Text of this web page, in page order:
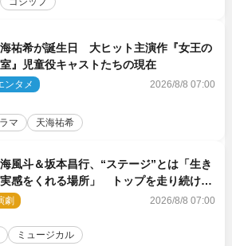
祐希が誕生日 大ヒット主演作『女王の
』児童役キャストたちの現在
ンタメ 2026/8/8 07:00
マ 天海祐希
風斗＆坂本昌行、“ステージ”とは「生き
感をくれる場所」 トップを走り続ける
力を語る
劇 2026/8/8 07:00
ミュージカル